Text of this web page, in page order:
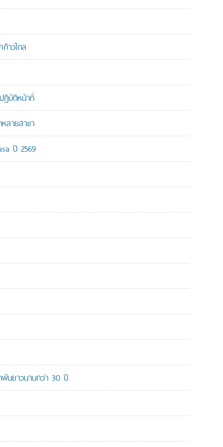
าวไกล
ฏิบัติหน้าที่
ลายสาขา
ปี 2569
นยาวนานกว่า 30 ปี